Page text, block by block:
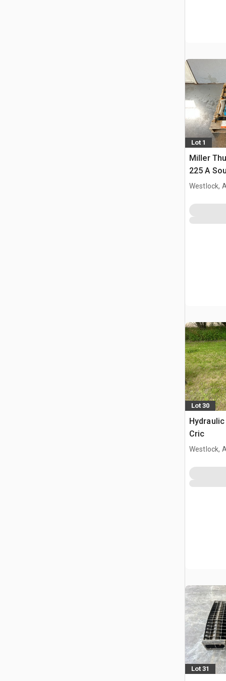
Lot 1
Miller
225 A
Westlock,
Lot 30
Cric
Westlock,
Lot 31